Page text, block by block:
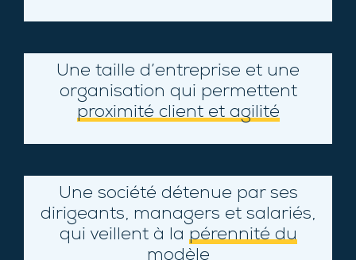
Une taille d’entreprise et une
organisation qui permettent
proximité client et agilité
Une société détenue par ses
dirigeants, managers et salariés,
qui veillent à la pérennité du
modèle